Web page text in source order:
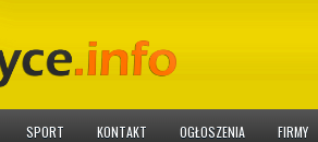
SPORT KONTAKT OGŁOSZENIA FIRMY